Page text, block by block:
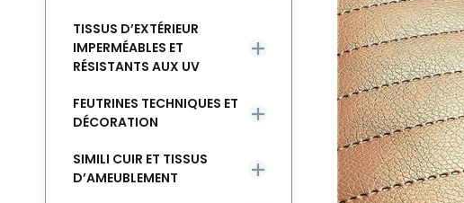
TISSUS D’EXTÉRIEUR
IMPERMÉABLES ET
RÉSISTANTS AUX UV
FEUTRINES TECHNIQUES ET
DÉCORATION
SIMILI CUIR ET TISSUS
D’AMEUBLEMENT